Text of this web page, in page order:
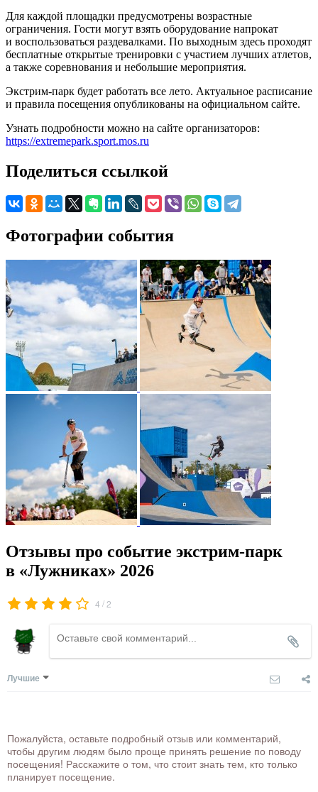
Для каждой площадки предусмотрены возрастные
ограничения. Гости могут взять оборудование напрокат
и воспользоваться раздевалками. По выходным здесь проходят
бесплатные открытые тренировки с участием лучших атлетов,
а также соревнования и небольшие мероприятия.
Экстрим-парк будет работать все лето. Актуальное расписание
и правила посещения опубликованы на официальном сайте.
Узнать подробности можно на сайте организаторов:
https://extremepark.sport.mos.ru
Поделиться ссылкой
Фотографии события
Отзывы про событие экстрим-парк
в «Лужниках» 2026
4 /2
Лучшие
Пожалуйста, оставьте подробный отзыв или комментарий,
чтобы другим людям было проще принять решение по поводу
посещения! Расскажите о том, что стоит знать тем, кто только
планирует посещение.